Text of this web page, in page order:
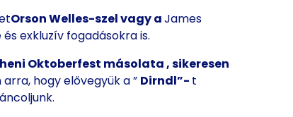
Orson Welles-szel vagy aJames
exkluzív fogadásokra is.
Oktoberfest másolata, sikeresen
hogy elővegyük a ” Dirndl”- t